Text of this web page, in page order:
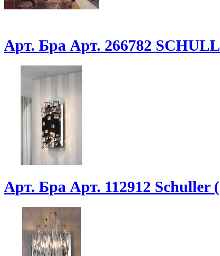
Арт. Бра Арт. 266782
Арт. Бра Арт. 112912 Schuller